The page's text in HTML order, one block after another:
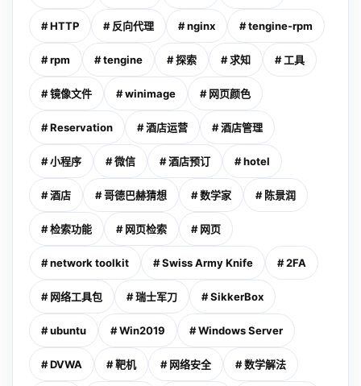
# HTTP # 反向代理 # nginx # tengine-rpm
# rpm # tengine # 探索 # 求知 # 工具
# 镜像文件 # winimage # 网页颜色
# Reservation # 酒店运营 # 酒店管理
# 小程序 # 微信 # 酒店预订 # hotel
# 酒店 # 哥德巴赫猜想 # 数学家 # 陈景润
# 检索功能 # 网页检索 # 网页
# network toolkit # Swiss Army Knife # 2FA
# 网络工具包 # 瑞士军刀 # SikkerBox
# ubuntu # Win2019 # Windows Server
# DVWA # 靶机 # 网络安全 # 数学解法